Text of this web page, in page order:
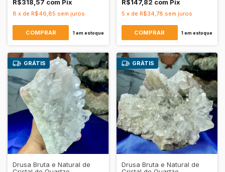
R$318,57 com Pix
8 x de R$46,85 sem juros
1 em estoque
R$147,82 com Pix
5 x de R$34,78 sem juros
1 em estoque
GRÁTIS
Drusa Bruta e Natural de
GRÁTIS
Drusa Bruta e Natural de